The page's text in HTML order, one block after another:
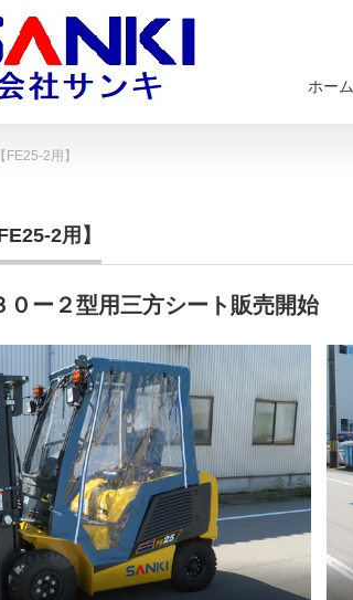
ホーム
2用】
2用】
０ー２型用三方シート販売開始